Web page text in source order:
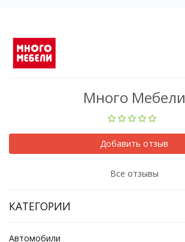
Много Мебели
Добавить отзыв
Все отзывы
КАТЕГОРИИ
Автомобили